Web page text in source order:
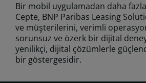
Bir mobil uygulamadan daha
Cepte, BNP Paribas Leasing
ve müşterilerini, verimli
sorunsuz ve özerk bir dijital
yenilikçi, dijital çözümlerle
bir göstergesidir.